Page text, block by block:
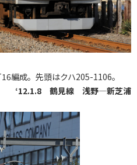
編成。先頭はクハ205-1106。
‘12.1.8 鶴見線 浅野―新芝浦